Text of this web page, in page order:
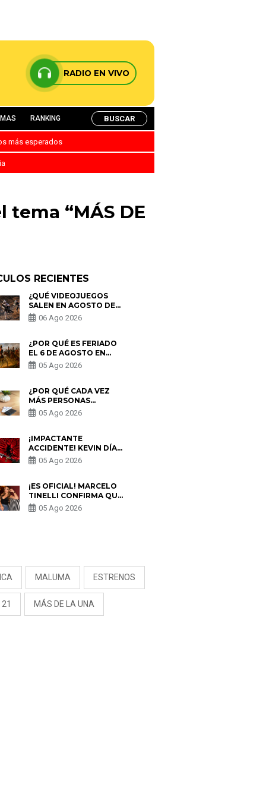
RADIO EN VIVO
RANKING BUSCAR
más esperados
tema “MÁS DE
RECIENTES
¿QUÉ VIDEOJUEGOS
SALEN EN AGOSTO DE
2026? ESTOS SON LOS
ESTRENOS MÁS
06 Ago 2026
¿POR QUÉ ES FERIADO
EL 6 DE AGOSTO EN
PERÚ? ESTA ES LA
HISTORIA
05 Ago 2026
¿POR QUÉ CADA VEZ
MÁS PERSONAS
UTILIZAN UNA VPN
PARA PROTEGER SU
05 Ago 2026
¡IMPACTANTE
ACCIDENTE! KEVIN DÍAZ
CAE DESDE OCHO
METROS EN “ESTO ES
PREOCUPACIÓN
05 Ago 2026
¡ES OFICIAL! MARCELO
TINELLI CONFIRMA QUE
REGRESÓ CON MILETT
FIGUEROA: “EL AMOR
05 Ago 2026
MALUMA ESTRENOS
MÁS DE LA UNA